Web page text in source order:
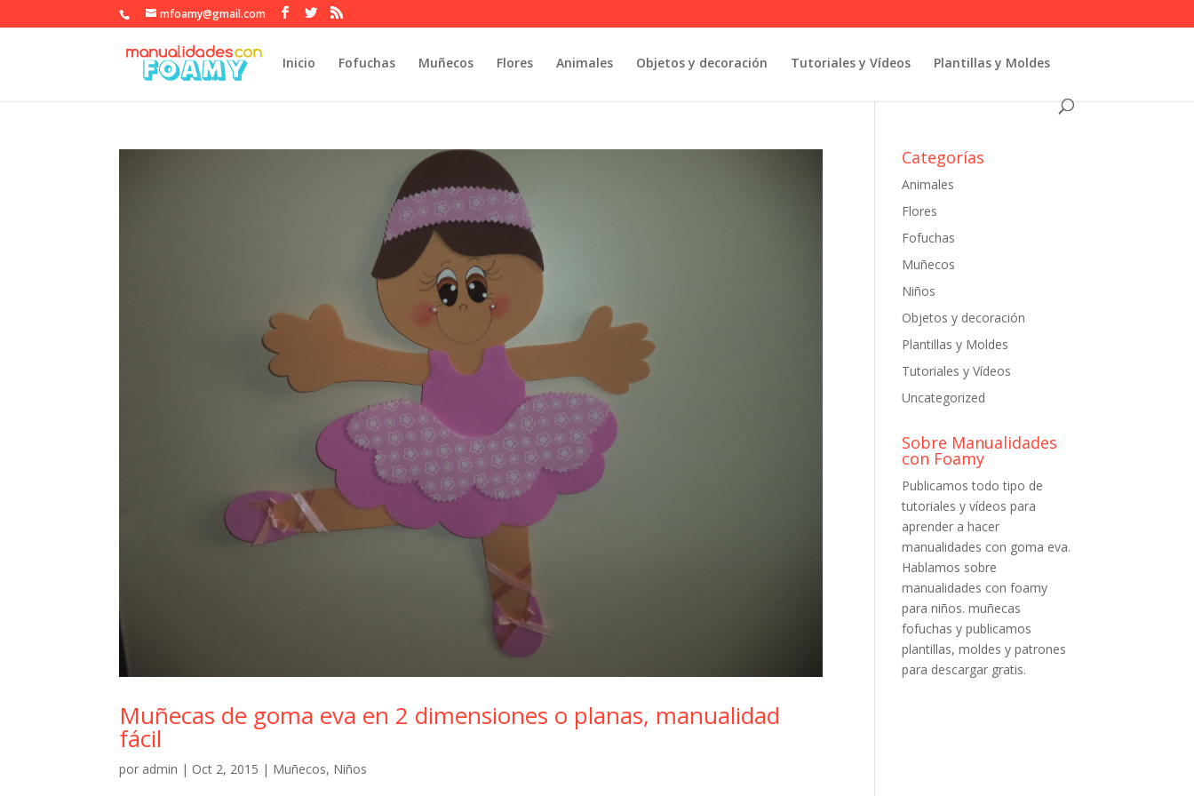
mfoamy@gmail.com
Inicio Fofuchas Muñecos Flores Animales Objetos y decoración Tutoriales y Vídeos Plantillas y Moldes
Muñecas de goma eva en 2 dimensiones o planas, manualidad
fácil
por admin | Oct 2, 2015 | Muñecos, Niños
Categorías
Animales
Flores
Fofuchas
Muñecos
Niños
Objetos y decoración
Plantillas y Moldes
Tutoriales y Vídeos
Uncategorized
Sobre Manualidades
con Foamy
Publicamos todo tipo de
tutoriales y vídeos para
aprender a hacer
manualidades con goma eva.
Hablamos sobre
manualidades con foamy
para niños. muñecas
fofuchas y publicamos
plantillas, moldes y patrones
para descargar gratis.